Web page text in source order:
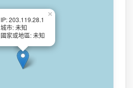
IP: 203.119.28.1
城市: 未知
國家或地區: 未知
×